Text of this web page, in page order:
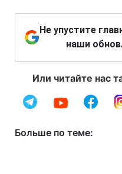
Не упустите
наши
Или читайте нас
Больше по теме: